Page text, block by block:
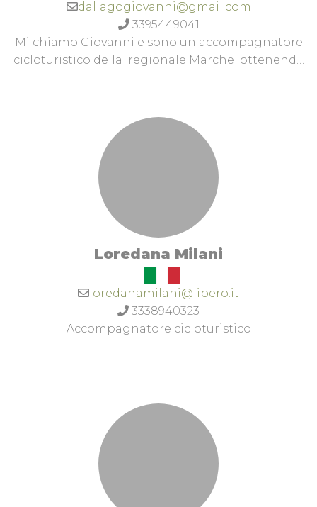
dallagogiovanni@gmail.com
3395449041
Mi chiamo Giovanni e sono un accompagnatore
cicloturistico della regionale Marche ottenendo
soccorso con uso di defibrillatore BLSD.Pratico la
M.t.B da oltre dieci anni ultimamente anche in e-
mtb, conosco molto bene il territorio di Pesaro e
Urbino più in particolare la zona di Pesaro (San
Bartolo e Ardizio) fino ad arrivare alla Cesane,
Furlo e sasso Simone e Simoncello. Ho un pick up
attrezzato per il trasporto di Mtb per raggiungere
i punti di partenza delle varie
Loredana Milani
loredanamilani@libero.it
3338940323
Accompagnatore cicloturistico